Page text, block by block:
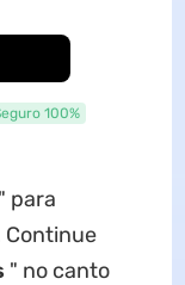
100%
para
Continue
" no canto